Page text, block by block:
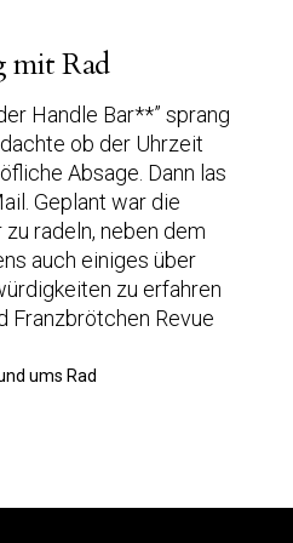
mit Rad
Handle Bar**” sprang
ob der Uhrzeit
Absage. Dann las
Geplant war die
radeln, neben dem
auch einiges über
zu erfahren
Franzbrötchen Revue
ums Rad